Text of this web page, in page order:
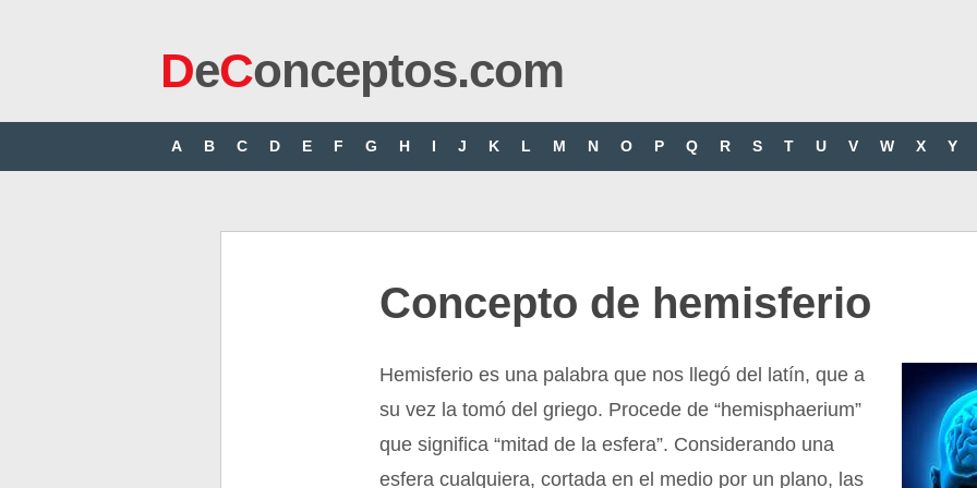
DeConceptos.com
A B C D E F G H I J K L M N O P Q R S T U V W X Y
Concepto de hemisferio
Hemisferio es una palabra que nos llegó del latín, que a
su vez la tomó del griego. Procede de “hemisphaerium”
que significa “mitad de la esfera”. Considerando una
esfera cualquiera, cortada en el medio por un plano, las